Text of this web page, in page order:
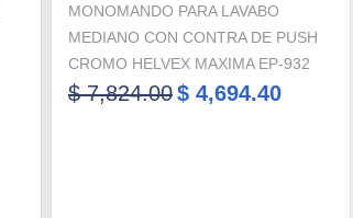
MONOMANDO PARA LAVABO
MEDIANO CON CONTRA DE PUSH
CROMO HELVEX MAXIMA EP-932
$ 7,824.00$ 4,694.40